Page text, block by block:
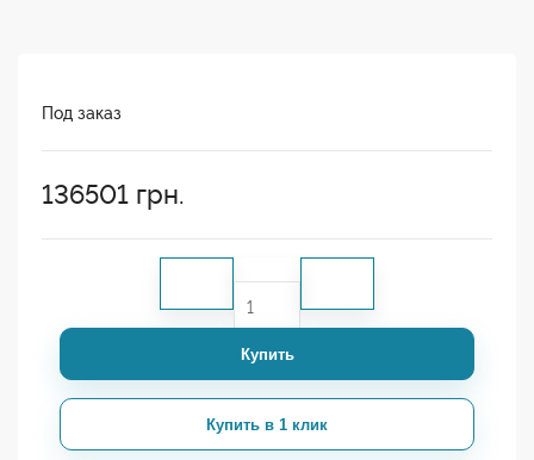
Под заказ
136501 грн.
Купить
Купить в 1 клик